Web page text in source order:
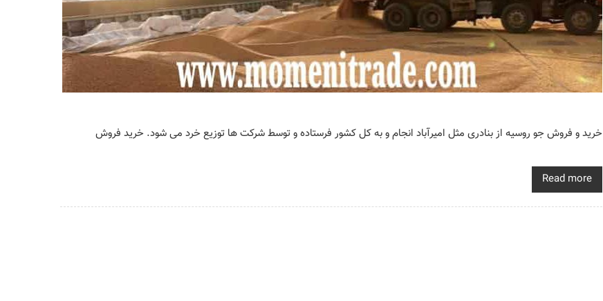
خرید و فروش جو روسیه از بنادری مثل امیرآباد انجام و به کل کشور فرستاده و توسط شرکت ها توزیع خرد می شود. خرید فروش
Read more